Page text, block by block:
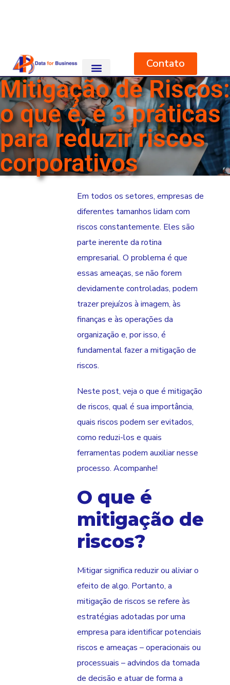
Single Blog
HOME BLOG
RISK & COMPLIANCE
MITIGAÇÃO DE RISCOS: O QUE É, E 3 PRÁTICAS PARA REDUZIR
RISCOS CORPORATIVOS
Mitigação de Riscos:
o que é, e 3 práticas
para reduzir riscos
corporativos
Em todos os setores, empresas de
diferentes tamanhos lidam com
riscos constantemente. Eles são
parte inerente da rotina
empresarial. O problema é que
essas ameaças, se não forem
devidamente controladas, podem
trazer prejuízos à imagem, às
finanças e às operações da
organização e, por isso, é
fundamental fazer a mitigação de
riscos.
Neste post, veja o que é mitigação
de riscos, qual é sua importância,
quais riscos podem ser evitados,
como reduzi-los e quais
ferramentas podem auxiliar nesse
processo. Acompanhe!
O que é
mitigação de
riscos?
Mitigar significa reduzir ou aliviar o
efeito de algo. Portanto, a
mitigação de riscos se refere às
estratégias adotadas por uma
empresa para identificar potenciais
riscos e ameaças – operacionais ou
processuais – advindos da tomada
de decisão e atuar de forma a